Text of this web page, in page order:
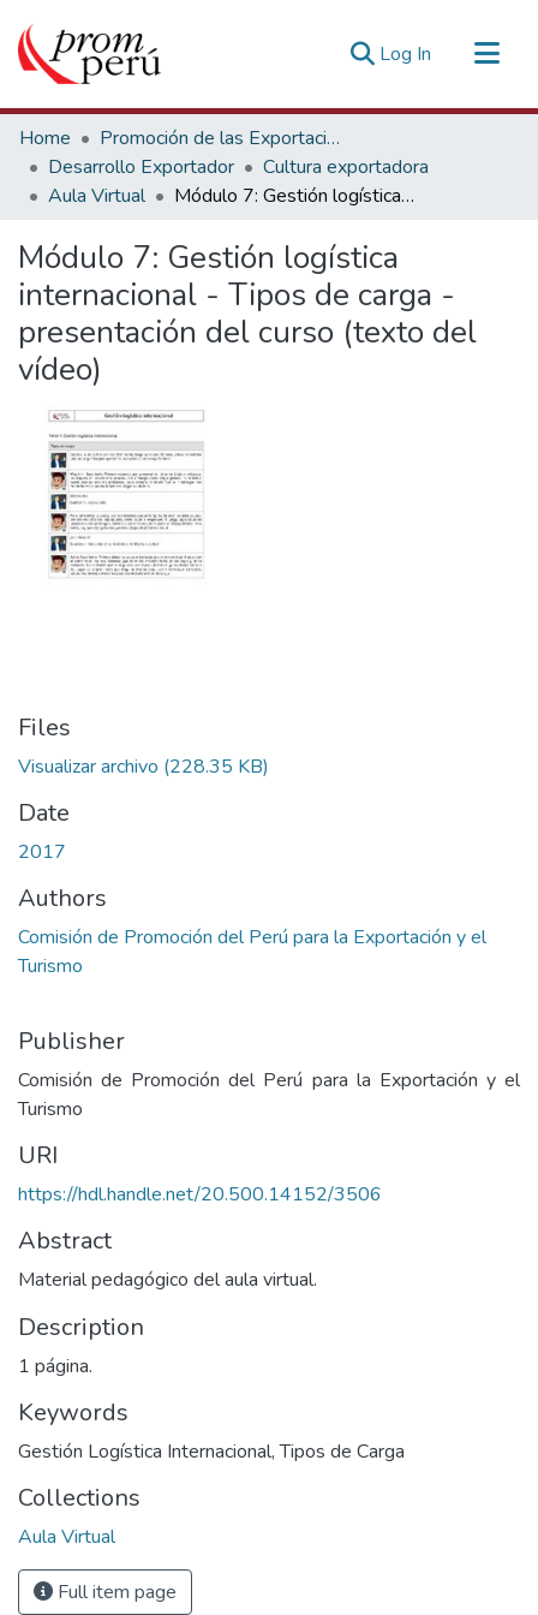
Log In (current)
Communities & Collections
All of DSpace
Statistics
Estadísticas Externas
Home
Promoción de las Exportaciones
Desarrollo Exportador
Cultura exportadora
Aula Virtual
Módulo 7: Gestión logística internacional - Tipos de carga - presentación del curso (texto del vídeo)
Módulo 7: Gestión logística
internacional - Tipos de carga -
presentación del curso (texto del
vídeo)
Files
Visualizar archivo (228.35 KB)
Date
2017
Authors
Comisión de Promoción del Perú para la Exportación y el
Turismo
Publisher
Comisión de Promoción del Perú para la Exportación y el
Turismo
URI
https://hdl.handle.net/20.500.14152/3506
Abstract
Material pedagógico del aula virtual.
Description
1 página.
Keywords
Gestión Logística Internacional,Tipos de Carga
Collections
Aula Virtual
Full item page